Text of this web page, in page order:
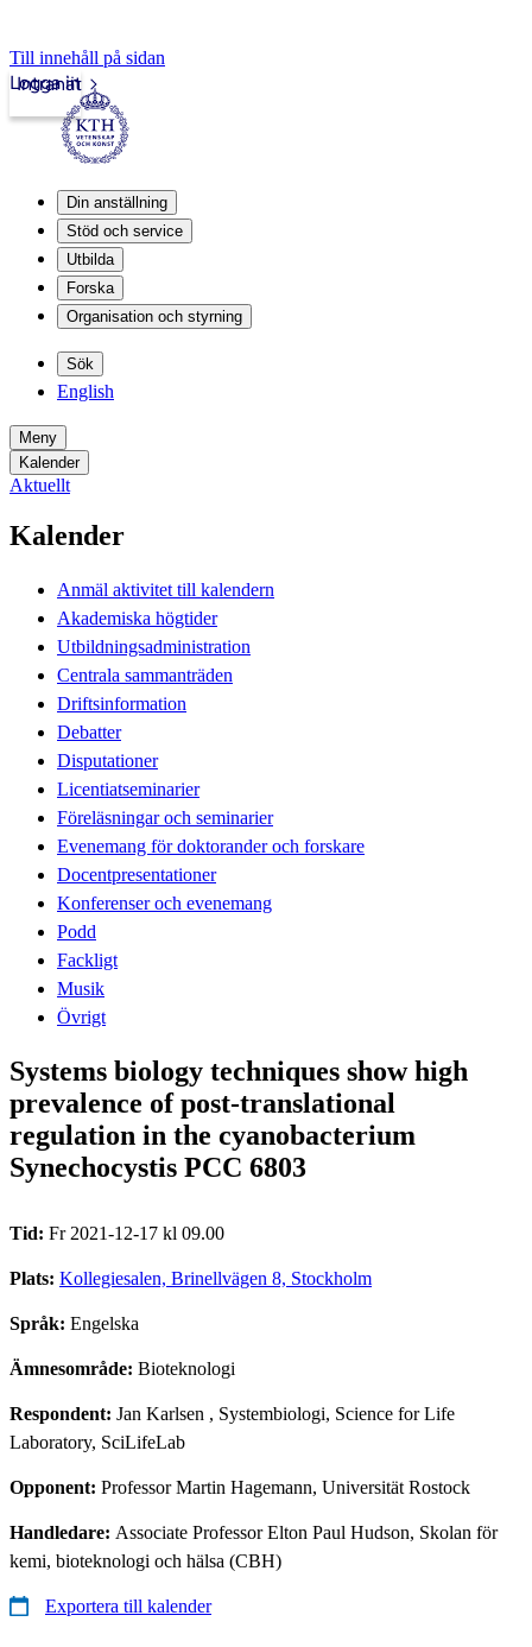
Till innehåll på sidan
Intranät
Logga in
Din anställning
Stöd och service
Utbilda
Forska
Organisation och styrning
Sök
English
Meny
Kalender
Aktuellt
Kalender
Anmäl aktivitet till kalendern
Akademiska högtider
Utbildningsadministration
Centrala sammanträden
Driftsinformation
Debatter
Disputationer
Licentiatseminarier
Föreläsningar och seminarier
Evenemang för doktorander och forskare
Docentpresentationer
Konferenser och evenemang
Podd
Fackligt
Musik
Övrigt
Systems biology techniques show high
prevalence of post-translational
regulation in the cyanobacterium
Synechocystis PCC 6803
Tid: Fr 2021-12-17 kl 09.00
Plats: Kollegiesalen, Brinellvägen 8, Stockholm
Språk: Engelska
Ämnesområde: Bioteknologi
Respondent: Jan Karlsen , Systembiologi, Science for Life
Laboratory, SciLifeLab
Opponent: Professor Martin Hagemann, Universität Rostock
Handledare: Associate Professor Elton Paul Hudson, Skolan för
kemi, bioteknologi och hälsa (CBH)
Exportera till kalender